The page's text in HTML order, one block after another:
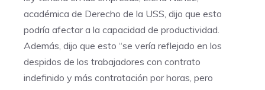
académica de Derecho de la USS, dijo que esto
podrí­a afectar a la capacidad de productividad.
Además, dijo que esto “se vería reflejado en los
despidos de los trabajadores con contrato
indefinido y más contratación por horas, pero